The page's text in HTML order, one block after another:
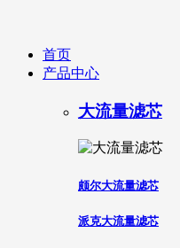
首页
产品中心
大流量滤芯
颇尔大流量滤芯
派克大流量滤芯